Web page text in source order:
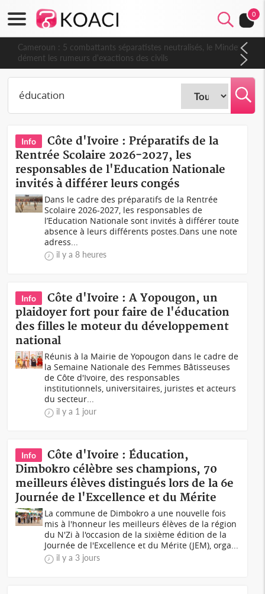
0
Cameroun : 5 combattants séparatistes neutralisés, le Mindef
dément les rumeurs d'exactions des civils
Info
Côte d'Ivoire : Préparatifs de la
Rentrée Scolaire 2026-2027, les
responsables de l'Education Nationale
invités à différer leurs congés
Dans le cadre des préparatifs de la Rentrée
Scolaire 2026-2027, les responsables de
l’Education Nationale sont invités à différer toute
absence à leurs différents postes.Dans une note
adress...
il y a 8 heures
Info
Côte d'Ivoire : A Yopougon, un
plaidoyer fort pour faire de l'éducation
des filles le moteur du développement
national
Réunis à la Mairie de Yopougon dans le cadre de
la Semaine Nationale des Femmes Bâtisseuses
de Côte d'Ivoire, des responsables
institutionnels, universitaires, juristes et acteurs
du secteur...
il y a 1 jour
Info
Côte d'Ivoire : Éducation,
Dimbokro célèbre ses champions, 70
meilleurs élèves distingués lors de la 6e
Journée de l'Excellence et du Mérite
La commune de Dimbokro a une nouvelle fois
mis à l'honneur les meilleurs élèves de la région
du N'Zi à l'occasion de la sixième édition de la
Journée de l'Excellence et du Mérite (JEM), orga...
il y a 3 jours